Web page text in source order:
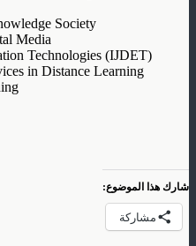
Society
Media
Technologies (IJDET)
in Distance Learning
شارك هذا الموضوع:
مشاركة